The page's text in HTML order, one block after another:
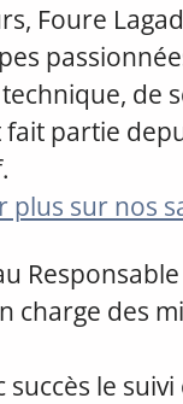
Foure
technique, de
partie
plus sur nos
Responsable
charge des
succès le suivi